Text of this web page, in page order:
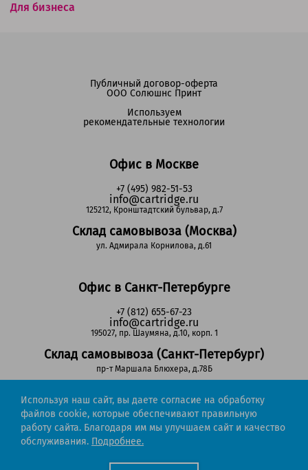
Для бизнеса
Офис в Москве
+7 (495) 982-51-53
info@cartridge.ru
125212, Кронштадтский бульвар, д.7
Склад самовывоза (Москва)
ул. Адмирала Корнилова, д.61
Офис в Санкт-Петербурге
+7 (812) 655-67-23
info@cartridge.ru
195027, пр. Шаумяна, д.10, корп. 1
Склад самовывоза (Санкт-Петербург)
пр-т Маршала Блюхера, д.78Б
Регионы РФ
8-800-302-51-53
(звонок бесплатный)
Публичный договор-оферта
ООО Солюшнс Принт
Используем
рекомендательные технологии
Используя наш сайт, вы даете согласие на обработку
файлов cookie, которые обеспечивают правильную
работу сайта. Благодаря им мы улучшаем сайт и качество
обслуживания. Подробнее.